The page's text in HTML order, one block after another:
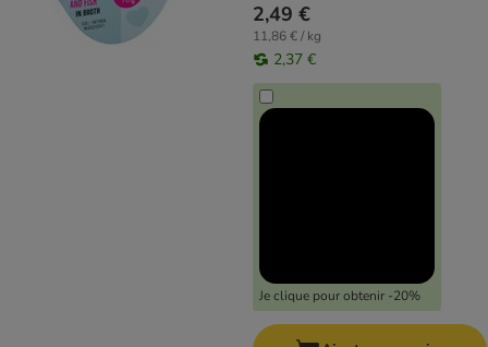
2,49 €
11,86 € / kg
2,37 €
Je clique pour obtenir -20%